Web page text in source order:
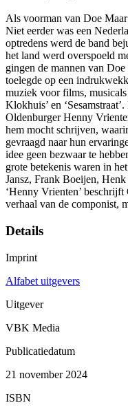
Als voorman van Doe
Niet eerder was een
optredens werd de band
het land werd overspoeld
gingen de mannen van
toelegde op een
muziek voor films, musicals
Klokhuis’ en
Oldenburger Henny
hem mocht schrijven,
gevraagd naar hun
idee geen bezwaar te
grote betekenis waren in
Jansz, Frank Boeijen,
‘Henny Vrienten’
verhaal van de componist,
Details
Imprint
Alfabet uitgevers
Uitgever
VBK Media
Publicatiedatum
21 november 2024
ISBN